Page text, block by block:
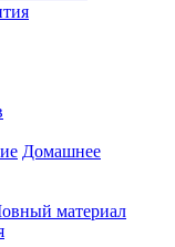
Домашнее
материал